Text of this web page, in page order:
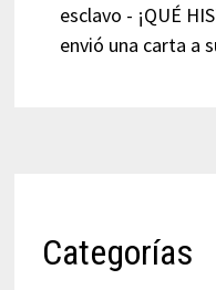
esclavo - ¡QUÉ
envió una carta a
Categorías